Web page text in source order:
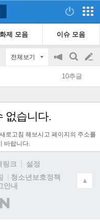
화제 모음 이슈 모음
전체보기
공
지
on/off
검
색
글
쓰
기
10추글
없습니다.
로고침 해보시고 페이지의 주소를
바랍니다.
링크
설정
청소년보호정책
안내
▲